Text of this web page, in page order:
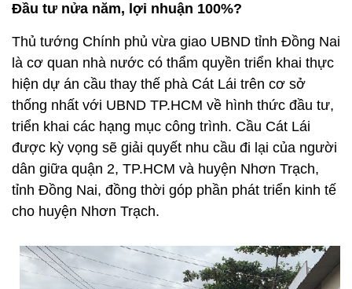
Đầu tư nửa năm, lợi nhuận 100%?
Thủ tướng Chính phủ vừa giao UBND tỉnh Đồng Nai
là cơ quan nhà nước có thẩm quyền triển khai thực
hiện dự án cầu thay thế phà Cát Lái trên cơ sở
thống nhất với UBND TP.HCM về hình thức đầu tư,
triển khai các hạng mục công trình. Cầu Cát Lái
được kỳ vọng sẽ giải quyết nhu cầu đi lại của người
dân giữa quận 2, TP.HCM và huyện Nhơn Trạch,
tỉnh Đồng Nai, đồng thời góp phần phát triển kinh tế
cho huyện Nhơn Trạch.